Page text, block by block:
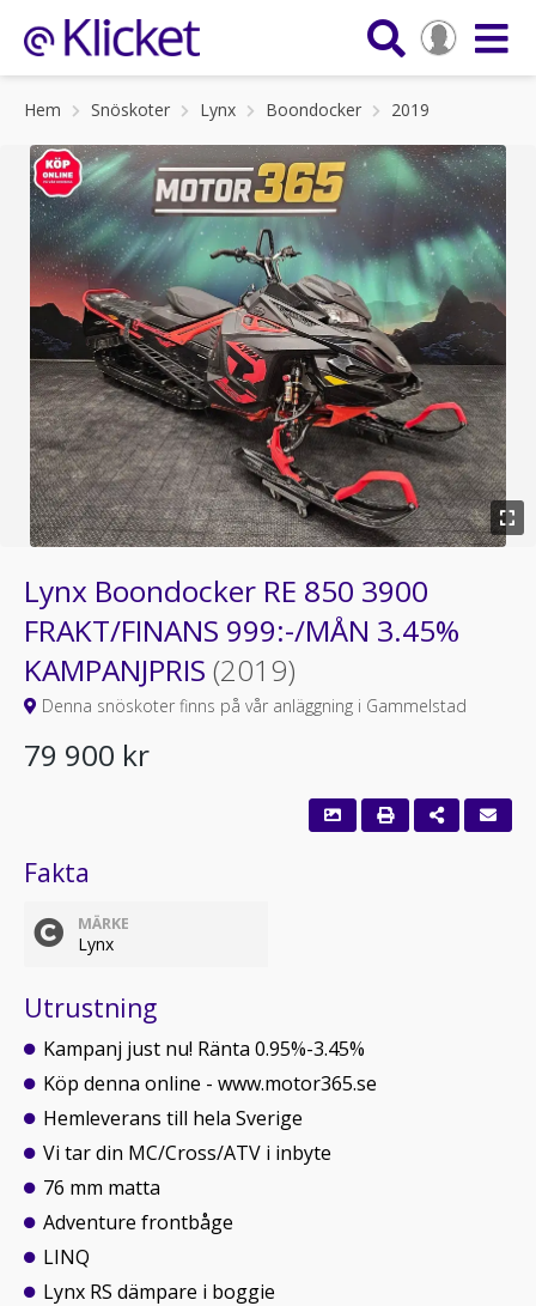
Hem Snöskoter Lynx Boondocker 2019
Lynx Boondocker RE 850 3900
FRAKT/FINANS 999:-/MÅN 3.45%
KAMPANJPRIS (2019)
Denna snöskoter finns på vår anläggning i Gammelstad
79 900 kr
Fakta
MÄRKE
Lynx
Utrustning
Kampanj just nu! Ränta 0.95%-3.45%
Köp denna online - www.motor365.se
Hemleverans till hela Sverige
Vi tar din MC/Cross/ATV i inbyte
76 mm matta
Adventure frontbåge
LINQ
Lynx RS dämpare i boggie